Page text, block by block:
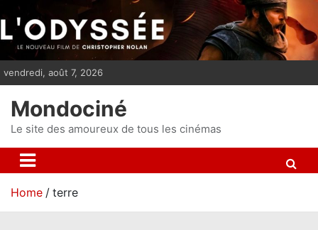
i
p
n
t
vendredi, août 7, 2026
Mondociné
Le site des amoureux de tous les cinémas
Home terre